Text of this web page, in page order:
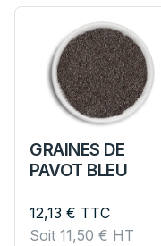
GRAINES DE
PAVOT BLEU
12,13 € TTC
Soit 11,50 € HT